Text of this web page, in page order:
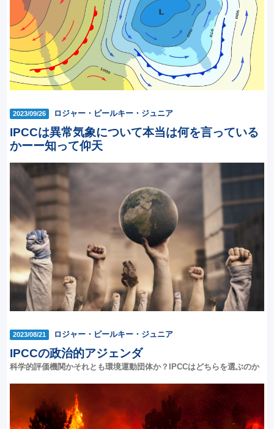
2023/09/26 ロジャー・ピールキー・ジュニア
IPCCは異常気象について本当は何を言っている
かーー知って仰天
2023/08/21 ロジャー・ピールキー・ジュニア
IPCCの政治的アジェンダ
科学的評価機関かそれとも環境運動団体か？IPCCはどちらを選ぶのか